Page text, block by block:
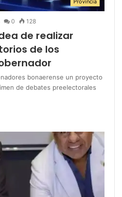
Provincia
0 128
de realizar
de los
bonaerense un proyecto
de debates preelectorales